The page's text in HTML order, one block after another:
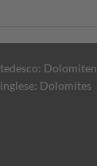
Dolomiten
Dolomites